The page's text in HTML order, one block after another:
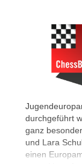
durchgeführt
ganz
und Lara
einen